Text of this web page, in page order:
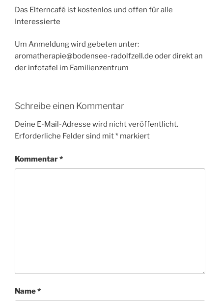
Das Elterncafé ist kostenlos und offen für alle
Interessierte
Um Anmeldung wird gebeten unter:
aromatherapie@bodensee-radolfzell.de oder direkt an
der infotafel im Familienzentrum
Schreibe einen Kommentar
Deine E-Mail-Adresse wird nicht veröffentlicht.
Erforderliche Felder sind mit* markiert
Kommentar*
Name*